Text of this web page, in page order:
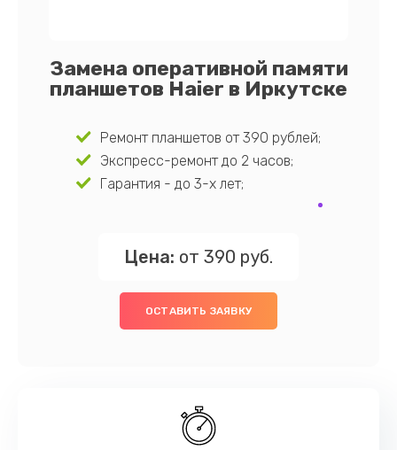
Замена оперативной памяти
планшетов Haier в Иркутске
Ремонт планшетов от 390 рублей;
Экспресс-ремонт до 2 часов;
Гарантия - до 3-х лет;
Цена: от 390 руб.
ОСТАВИТЬ ЗАЯВКУ